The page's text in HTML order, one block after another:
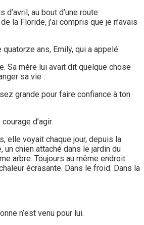
d’avril, au bout d’une route
la Floride, j’ai compris que je n’avais
quatorze ans, Emily, qui a appelé.
Sa mère lui avait dit quelque chose
sa vie :
grande pour faire confiance à ton
d’agir.
elle voyait chaque jour, depuis la
un chien attaché dans le jardin du
arbre. Toujours au même endroit.
écrasante. Dans le froid. Dans la
n’est venu pour lui.